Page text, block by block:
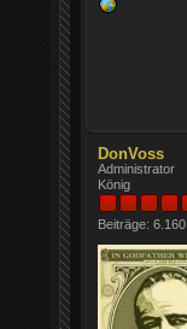
DonVoss
Administrator
König
Beiträge: 6.160